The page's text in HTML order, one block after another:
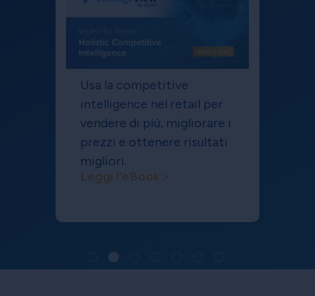
Usa la competitive
intelligence nel retail per
vendere di più, migliorare i
prezzi e ottenere risultati
migliori.
Leggi l'eBook >